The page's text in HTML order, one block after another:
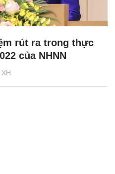
rút ra trong thực
của NHNN